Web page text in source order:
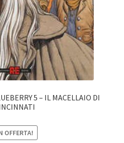
5 – IL MACELLAIO DI
OFFERTA!